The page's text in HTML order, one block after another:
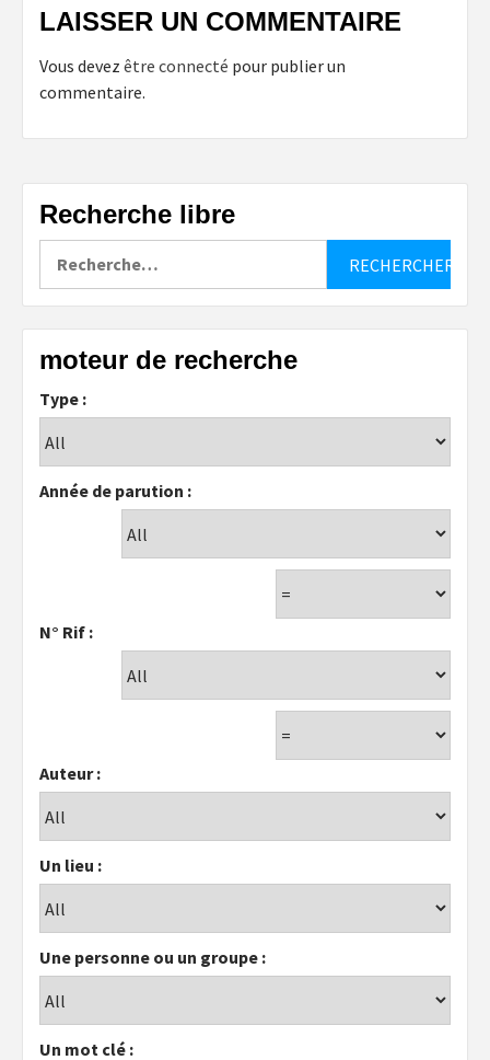
LAISSER UN COMMENTAIRE
Vous devez être connecté pour publier un
commentaire.
Recherche libre
moteur de recherche
Type :
Année de parution :
N° Rif :
Auteur :
Un lieu :
Une personne ou un groupe :
Un mot clé :